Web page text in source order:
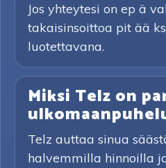
Jos yhteytesi on ep ä
takaisinsoittoa pit ää
luotettavana.
Miksi Telz on
Telz auttaa sinua
halvemmilla hinnoilla